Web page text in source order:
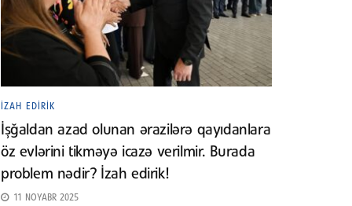
İZAH EDIRIK
İşğaldan azad olunan ərazilərə qayıdanlara
öz evlərini tikməyə icazə verilmir. Burada
problem nədir? İzah edirik!
11 NOYABR 2025